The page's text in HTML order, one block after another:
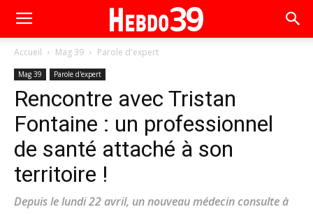
Accueil Mag 39 Parole d'expert
Mag 39 Parole d'expert
Rencontre avec Tristan
Fontaine : un professionnel
de santé attaché à son
territoire !
Depuis le lundi 22 avril, un nouveau médecin consulte à